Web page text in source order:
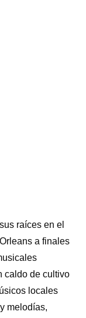
raíces en el
a finales
caldo de cultivo
locales
melodías,